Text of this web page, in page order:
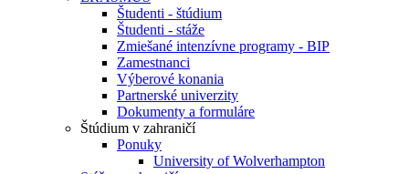
Študenti - štúdium
Študenti - stáže
Zmiešané intenzívne programy - BIP
Zamestnanci
Výberové konania
Partnerské univerzity
Dokumenty a formuláre
Štúdium v zahraničí
Ponuky
University of Wolverhampton